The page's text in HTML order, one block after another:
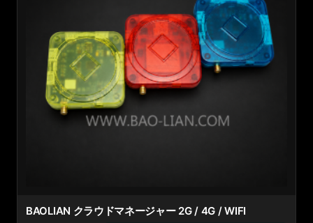
BAOLIAN クラウドマネージャー 2G / 4G / WIFI